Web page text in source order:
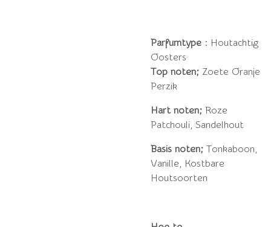
Parfumtype : Houtachtig
Oosters
Top noten; Zoete Oranje
Perzik
Hart noten; Roze
Patchouli, Sandelhout
Basis noten; Tonkaboon,
Vanille, Kostbare
Houtsoorten